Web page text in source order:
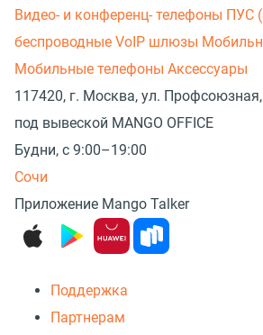
Видео- и конференц- телефоны ПУС
беспроводные VoIP шлюзы
Мобильные телефоны Аксессуары
117420, г. Москва, ул.
под вывеской MANGO OFFICE
Будни, с 9:00–19:00
Сочи
Приложение Mango Talker
Поддержка
Партнерам